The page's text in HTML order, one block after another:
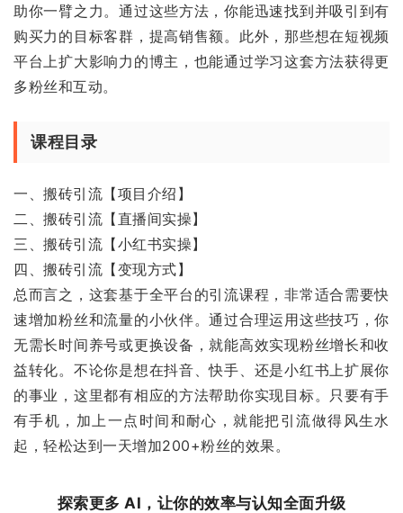
助你一臂之力。通过这些方法，你能迅速找到并吸引到有
购买力的目标客群，提高销售额。此外，那些想在短视频
平台上扩大影响力的博主，也能通过学习这套方法获得更
多粉丝和互动。
课程目录
一、搬砖引流【项目介绍】
二、搬砖引流【直播间实操】
三、搬砖引流【小红书实操】
四、搬砖引流【变现方式】
总而言之，这套基于全平台的引流课程，非常适合需要快
速增加粉丝和流量的小伙伴。通过合理运用这些技巧，你
无需长时间养号或更换设备，就能高效实现粉丝增长和收
益转化。不论你是想在抖音、快手、还是小红书上扩展你
的事业，这里都有相应的方法帮助你实现目标。只要有手
有手机，加上一点时间和耐心，就能把引流做得风生水
起，轻松达到一天增加200+粉丝的效果。
探索更多 AI，让你的效率与认知全面升级